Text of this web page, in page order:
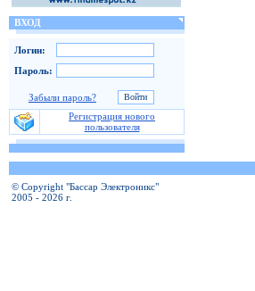
ВХОД
Логин:
Пароль:
Забыли пароль?
Регистрация нового
пользователя
© Copyright "Бассар Электроникс"
2005 - 2026 г.